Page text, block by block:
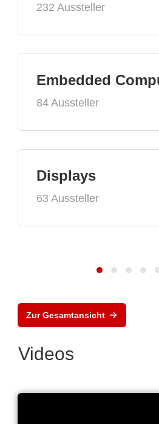
232 Aussteller
Embedded
84 Aussteller
Displays
63 Aussteller
Zur Gesamtansicht
Videos